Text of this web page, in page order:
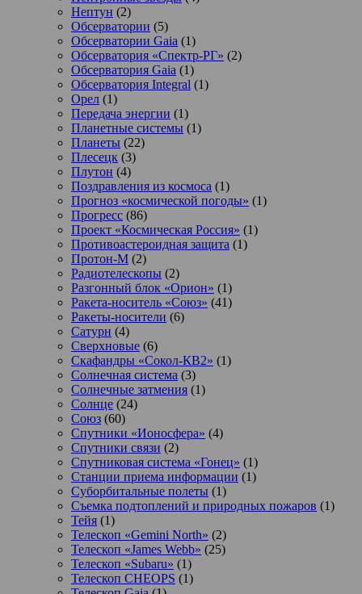
Нептун (2)
Обсерватории (5)
Обсерватории Gaia (1)
Обсерватория «Спектр-РГ» (2)
Обсерватория Gaia (1)
Обсерватория Integral (1)
Орел (1)
Передача энергии (1)
Планетные системы (1)
Планеты (22)
Плесецк (3)
Плутон (4)
Поздравления из космоса (1)
Прогноз «космической погоды» (1)
Прогресс (86)
Проект «Космическая Россия» (1)
Противоастероидная защита (1)
Протон-М (2)
Радиотелескопы (2)
Разгонный блок «Орион» (1)
Ракета-носитель «Союз» (41)
Ракеты-носители (6)
Сатурн (4)
Сверхновые (6)
Скафандры «Сокол-КВ2» (1)
Солнечная система (3)
Солнечные затмения (1)
Солнце (24)
Союз (60)
Спутники «Ионосфера» (4)
Спутники связи (2)
Спутниковая система «Гонец» (1)
Станции приема информации (1)
Суборбитальные полеты (1)
Съемка подтоплений и природных пожаров (1)
Тейя (1)
Телескоп «Gemini North» (2)
Телескоп «James Webb» (25)
Телескоп «Subaru» (1)
Телескоп CHEOPS (1)